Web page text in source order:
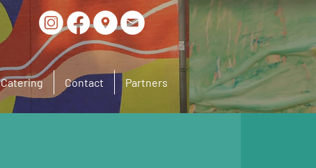
Catering Contact Partners